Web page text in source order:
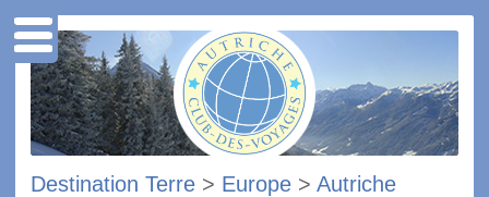
Destination Terre > Europe > Autriche